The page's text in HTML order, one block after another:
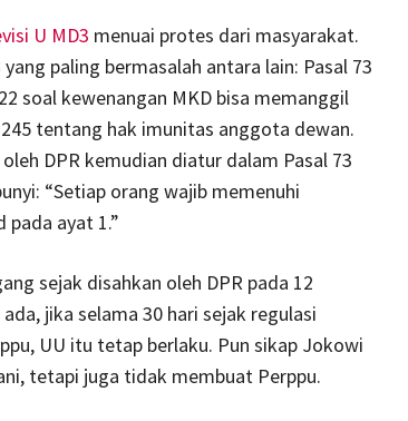
U MD3 menuai protes dari masyarakat.
paling bermasalah antara lain: Pasal 73
soal kewenangan MKD bisa memanggil
tentang hak imunitas anggota dewan.
DPR kemudian diatur dalam Pasal 73
“Setiap orang wajib memenuhi
pada ayat 1.”
sejak disahkan oleh DPR pada 12
jika selama 30 hari sejak regulasi
UU itu tetap berlaku. Pun sikap Jokowi
tetapi juga tidak membuat Perppu.